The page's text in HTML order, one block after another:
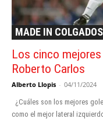
MADE IN COLGADOS
Los cinco
Roberto Carlos
Alberto Llopis - 04/11/2024
¿Cuáles son los mejores
como el mejor lateral